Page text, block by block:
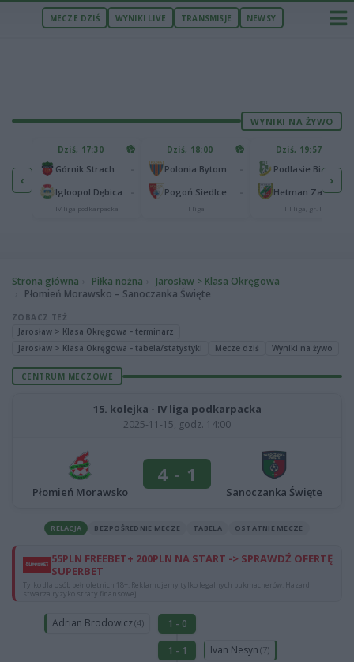
MECZE DZIŚ WYNIKI LIVE TRANSMISJE NEWSY
WYNIKI NA ŻYWO
‹
65
25
Dziś, 17:30
Igloopol Dębica
IV liga podkarpacka
Dziś, 18:00
Polonia Bytom
Pogoń Siedlce
I liga
Dziś, 19:57
Podlasie Biała Podlaska
Hetman Zamość
III liga, gr. IV
›
Strona główna Piłka nożna
Jarosław > Klasa Okręgowa
Płomień Morawsko – Sanoczanka Święte
ZOBACZ TEŻ
Jarosław > Klasa Okręgowa - terminarz
Jarosław > Klasa Okręgowa - tabela/statystyki
Mecze dziś Wyniki na żywo
CENTRUM MECZOWE
15. kolejka - IV liga podkarpacka
2025-11-15, godz. 14:00
Płomień Morawsko
4 - 1
Sanoczanka Święte
RELACJA BEZPOŚREDNIE MECZE TABELA OSTATNIE MECZE
55PLN FREEBET+ 200PLN NA START -> SPRAWDŹ OFERTĘ
SUPERBET
Tylko dla osób pełnoletnich 18+. Reklamujemy tylko legalnych bukmacherów. Hazard
stwarza ryzyko straty finansowej.
Adrian Brodowicz(4)
1 - 0
1 - 1
Ivan Nesyn (7)